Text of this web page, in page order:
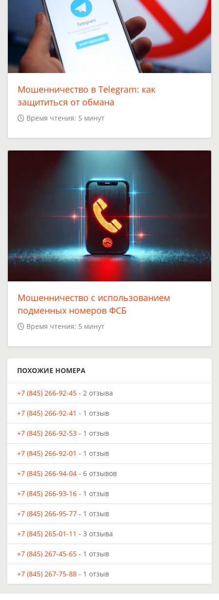
Мошенничество в Telegram: как
защититься от обмана
Время чтения: 5 минут
Мошенничество с использованием
подменных номеров ФСБ
Время чтения: 5 минут
ПОХОЖИЕ НОМЕРА
+7 (845) 266-92-45 - 2 отзыва
+7 (845) 266-92-41 - 1 отзыв
+7 (845) 266-92-53 - 1 отзыв
+7 (845) 266-92-01 - 1 отзыв
+7 (845) 266-94-04 - 6 отзывов
+7 (845) 266-93-16 - 1 отзыв
+7 (845) 266-95-77 - 1 отзыв
+7 (845) 265-01-11 - 3 отзыва
+7 (845) 267-45-65 - 1 отзыв
+7 (845) 267-75-88 - 1 отзыв